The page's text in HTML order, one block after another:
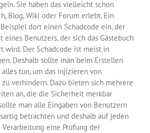
Sie haben das vielleicht schon
Blog, Wiki oder Forum erlebt. Ein
dort einen Schadcode ein, der
eines Benutzers, der sich das Gästebuch
wird. Der Schadcode ist meist in
Deshalb sollte man beim Erstellen
tun, um das injizieren von
zu verhindern. Dazu bieten sich mehrere
an, die die Sicherheit merkbar
man alle Eingaben von Benutzern
betrachten und deshalb auf jeden
eine Prüfung der